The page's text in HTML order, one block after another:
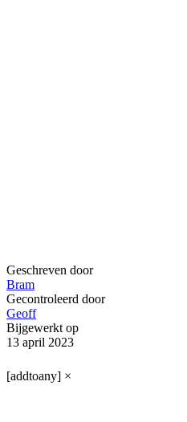
Geschreven door
Bram
Gecontroleerd door
Geoff
Bijgewerkt op
13 april 2023
[addtoany] ×